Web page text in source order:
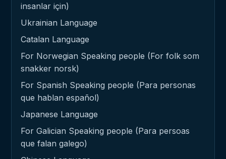
insanlar için)
Ukrainian Language
Catalan Language
For Norwegian Speaking people (For folk som
snakker norsk)
For Spanish Speaking people (Para personas
que hablan español)
Japanese Language
For Galician Speaking people (Para persoas
que falan galego)